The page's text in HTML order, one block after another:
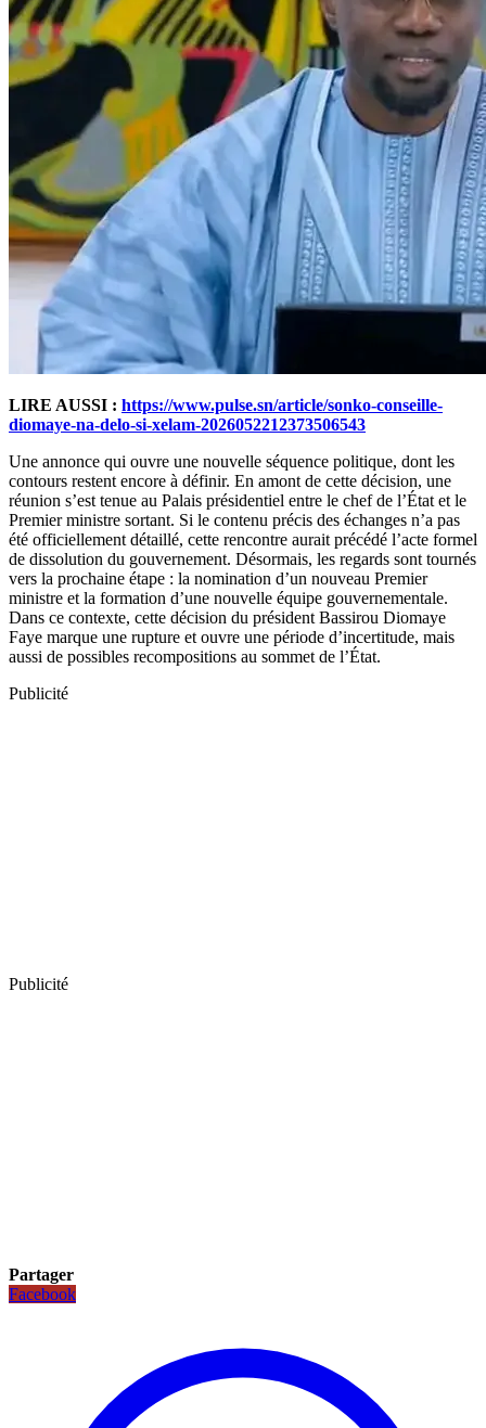
LIRE AUSSI : https://www.pulse.sn/article/sonko-conseille-
diomaye-na-delo-si-xelam-2026052212373506543
Une annonce qui ouvre une nouvelle séquence politique, dont les
contours restent encore à définir. En amont de cette décision, une
réunion s’est tenue au Palais présidentiel entre le chef de l’État et le
Premier ministre sortant. Si le contenu précis des échanges n’a pas
été officiellement détaillé, cette rencontre aurait précédé l’acte formel
de dissolution du gouvernement. Désormais, les regards sont tournés
vers la prochaine étape : la nomination d’un nouveau Premier
ministre et la formation d’une nouvelle équipe gouvernementale.
Dans ce contexte, cette décision du président Bassirou Diomaye
Faye marque une rupture et ouvre une période d’incertitude, mais
aussi de possibles recompositions au sommet de l’État.
Publicité
Publicité
Partager
Facebook